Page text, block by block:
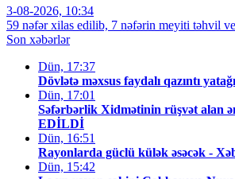
3-08-2026, 10:34
59 nəfər xilas edilib, 7 nəfərin meyiti təhvil
Son xəbərlər
Dün, 17:37
Dövlətə məxsus faydalı qazıntı yatağı
Dün, 17:01
Səfərbərlik Xidmətinin rüşvət alan
EDİLDİ
Dün, 16:51
Rayonlarda güclü külək əsəcək -
Dün, 15:42